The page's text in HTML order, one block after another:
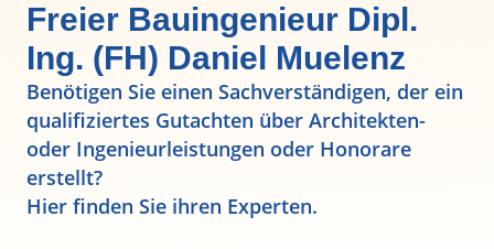
Freier Bauingenieur Dipl.
Ing. (FH) Daniel Muelenz
Benötigen Sie einen Sachverständigen, der ein
qualifiziertes Gutachten über Architekten-
oder Ingenieurleistungen oder Honorare
erstellt?
Hier finden Sie ihren Experten.